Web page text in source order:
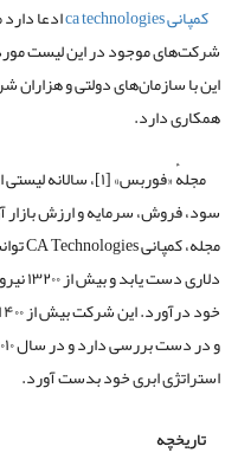
کمپانی ca technologies
ادعا
شرکت‌های موجود در این لیست مورد
این با سازمان‌های دولتی و
همکاری دارد.
سود، فروش، سرمایه و ارزش
استراتژی ابری خود بدست آورد.
تاریخچه